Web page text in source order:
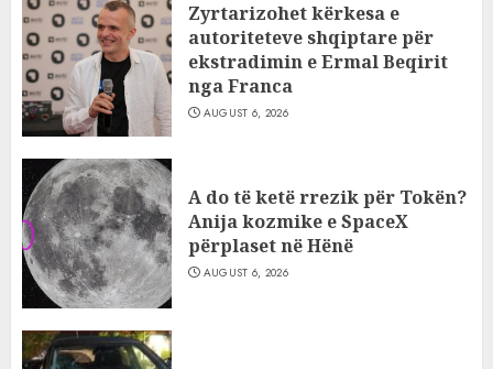
Zyrtarizohet kërkesa e
autoriteteve shqiptare për
ekstradimin e Ermal Beqirit
nga Franca
AUGUST 6, 2026
A do të ketë rrezik për Tokën?
Anija kozmike e SpaceX
përplaset në Hënë
AUGUST 6, 2026